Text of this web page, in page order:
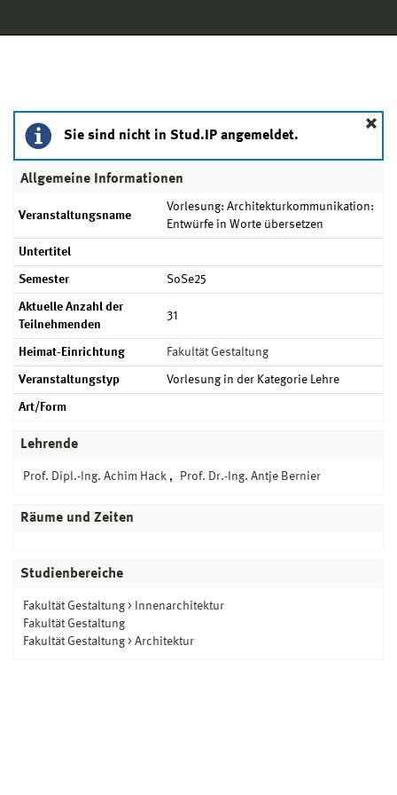
Hauptnavigation
Vorlesung: Architekturkommunikation: Entwürfe in
Sie sind nicht in Stud.IP angemeldet.
Allgemeine Informationen
Veranstaltungsname
Vorlesung: Architekturkommunikation:
Entwürfe in Worte übersetzen
Untertitel
Semester SoSe25
Aktuelle Anzahl der
Teilnehmenden
31
Heimat-Einrichtung Fakultät Gestaltung
Veranstaltungstyp Vorlesung in der Kategorie Lehre
Art/Form
Lehrende
Prof. Dipl.-Ing. Achim Hack Prof. Dr.-Ing. Antje Bernier
Räume und Zeiten
Studienbereiche
Fakultät Gestaltung > Innenarchitektur
Fakultät Gestaltung
Fakultät Gestaltung > Architektur